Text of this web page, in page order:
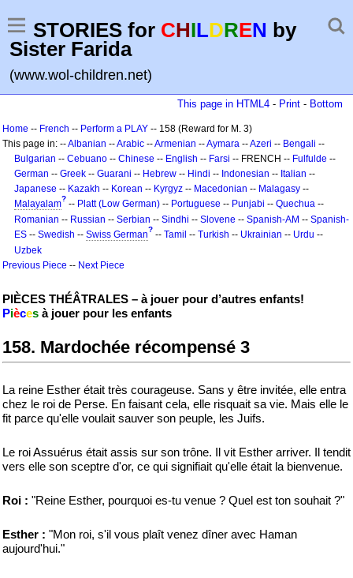
STORIES for CHILDREN by
Sister Farida
(www.wol-children.net)
This page in HTML4 - Print - Bottom
Home -- French -- Perform a PLAY -- 158 (Reward for M. 3)
This page in: --Albanian --Arabic --Armenian --Aymara --Azeri -- Bengali --
Bulgarian -- Cebuano -- Chinese -- English -- Farsi -- FRENCH -- Fulfulde --
German -- Greek -- Guarani -- Hebrew -- Hindi -- Indonesian -- Italian --
Japanese -- Kazakh -- Korean -- Kyrgyz -- Macedonian -- Malagasy --
Malayalam? -- Platt (Low German) -- Portuguese -- Punjabi -- Quechua --
Romanian -- Russian -- Serbian -- Sindhi -- Slovene -- Spanish-AM -- Spanish-
ES -- Swedish -- Swiss German? -- Tamil -- Turkish -- Ukrainian -- Urdu --
Uzbek
Previous Piece -- Next Piece
PIÈCES THÉÂTRALES – à jouer pour d’autres enfants!
Pièces à jouer pour les enfants
158. Mardochée récompensé 3
La reine Esther était très courageuse. Sans y être invitée, elle entra
chez le roi de Perse. En faisant cela, elle risquait sa vie. Mais elle le
fit parce qu'elle voulait sauver son peuple, les Juifs.
Le roi Assuérus était assis sur son trône. Il vit Esther arriver. Il tendit
vers elle son sceptre d'or, ce qui signifiait qu'elle était la bienvenue.
Roi : "Reine Esther, pourquoi es-tu venue ? Quel est ton souhait ?"
Esther : "Mon roi, s'il vous plaît venez dîner avec Haman
aujourd'hui."